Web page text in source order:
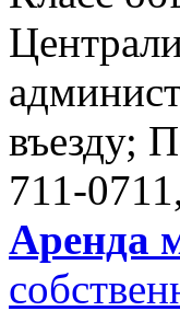
въезду;
711-
Аренда